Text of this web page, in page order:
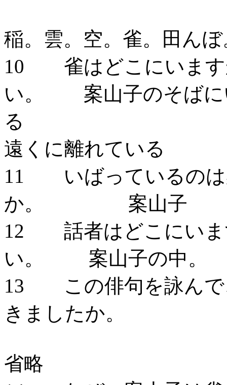
稲。雲。空。雀。田ん
10 雀はどこにいます
い。 案山子のそばに
遠くに離れている
11 いばっているのは
か。 案山子
12 話者はどこにいま
い。 案山子の中。
13 この俳句を詠んで
きましたか。
省略